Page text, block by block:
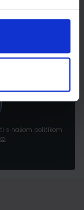
s našom politikom